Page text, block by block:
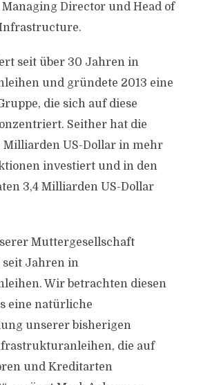
Director und Head of
seit über 30 Jahren in
und gründete 2013 eine
die sich auf diese
Seither hat die
Milliarden US-Dollar in mehr
investiert und in den
3,4 Milliarden US-Dollar
Muttergesellschaft
Jahren in
Wir betrachten diesen
eine natürliche
unserer bisherigen
die auf
und Kreditarten